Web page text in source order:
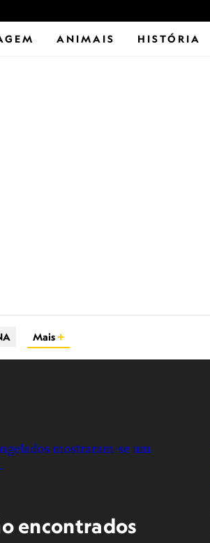
ANIMAIS HISTÓRIA
Mais
encontrados